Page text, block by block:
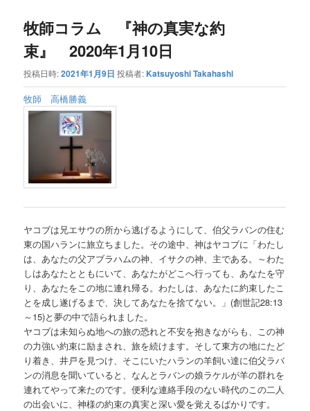
ビ
ゲ
ー
シ
ョ
ン
牧師コラム 『神の真実な約
束』 2020年1月10日
投稿日時:2021年1月9日 投稿者: Katsuyoshi Takahashi
牧師 高橋勝義
ヤコブは兄エサウの所から逃げるようにして、伯父ラバンの住む
東の国ハランに旅立ちました。その途中、神はヤコブに「わたし
は、あなたの父アブラハムの神、イサクの神、主である。～わた
しはあなたとともにいて、あなたがどこへ行っても、あなたを守
り、あなたをこの地に連れ帰る。わたしは、あなたに約束したこ
とを成し遂げるまで、決してあなたを捨てない。」(創世記28:13
～15)と夢の中で語られました。
ヤコブは未知らぬ地への旅の恐れと不安を抱きながらも、この神
の力強い約束に励まされ、旅を続けます。そして東方の地にたど
り着き、井戸を見つけ、そこにいたハランの羊飼い達に伯父ラバ
ンの消息を聞いていると、なんとラバンの娘ラケルが羊の群れを
連れてやって来たのです。便利な連絡手段のない時代のこの二人
の出会いに、神様の約束の真実と深い愛を覚えるばかりです。